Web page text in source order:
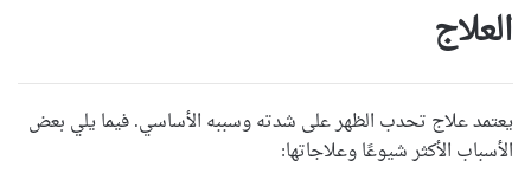
العلاج
يعتمد علاج تحدب الظهرعلى شدته وسببه الأساسي. فيما يلي بعض
الأسباب الأكثر شيوعًا وعلاجاتها: